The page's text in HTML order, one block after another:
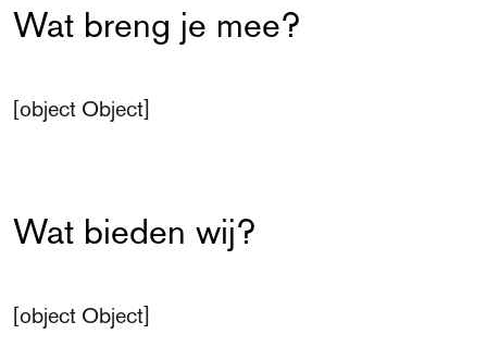
Wat breng je mee?
[object Object]
Wat bieden wij?
[object Object]